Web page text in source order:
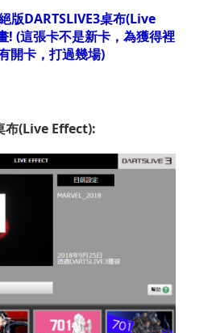
版DARTSLIVE3桌布(Live
(這張卡不是新卡，為獲得裡
開卡，打過幾場)
布(Live Effect):